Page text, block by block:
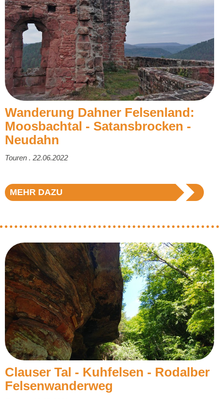
Wanderung Dahner Felsenland:
Moosbachtal - Satansbrocken -
Neudahn
Touren . 22.06.2022
MEHR DAZU
Clauser Tal - Kuhfelsen - Rodalber
Felsenwanderweg